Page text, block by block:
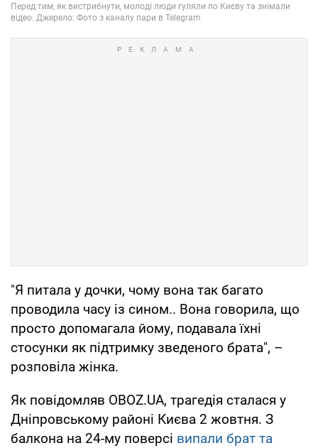
"Я питала у дочки, чому вона так багато
проводила часу із сином.. Вона говорила, що
просто допомагала йому, подавала їхні
стосунки як підтримку зведеного брата", –
розповіла жінка.
Як повідомляв OBOZ.UA, трагедія сталася у
Дніпровському районі Києва 2 жовтня. З
балкона на 24-му поверсі випали брат та